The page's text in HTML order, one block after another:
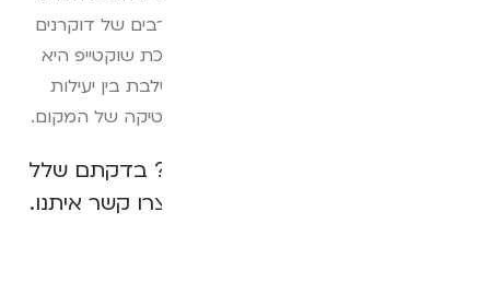
עמיד בכל תנאי מזג האוויר לעומת סוגים רבים של דוקרנים
אשר מחלידים או מתייבשים בשמש. מערכת שוקטייפ היא
הדור הבא בקרב מוצרי הרחקת יונים ומשלבת בין יעילות
רבה, הומניות כלפי היונה ואי פגיעה באסתטיקה של המקום.
ניסיתם מגוון מכשירים והיונים חזרו? בדקתם שלל
שיטות להרחקת יונים שלא עבדו? צרו קשר איתנו.